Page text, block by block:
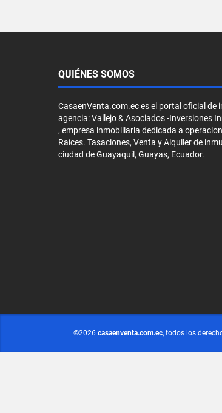
QUIÉNES SOMOS
CasaenVenta.com.ec es el portal oficial de
agencia: Vallejo & Asociados -Inversiones
, empresa inmobiliaria dedicada a
Raíces. Tasaciones, Venta y Alquiler de
ciudad de Guayaquil, Guayas, Ecuador.
©2026 casaenventa.com.ec, todos los